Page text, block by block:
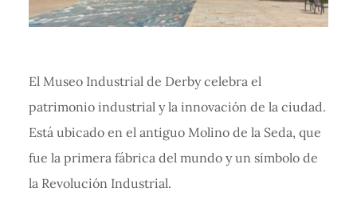
El Museo Industrial de Derby celebra el
patrimonio industrial y la innovación de la ciudad.
Está ubicado en el antiguo Molino de la Seda, que
fue la primera fábrica del mundo y un símbolo de
la Revolución Industrial.